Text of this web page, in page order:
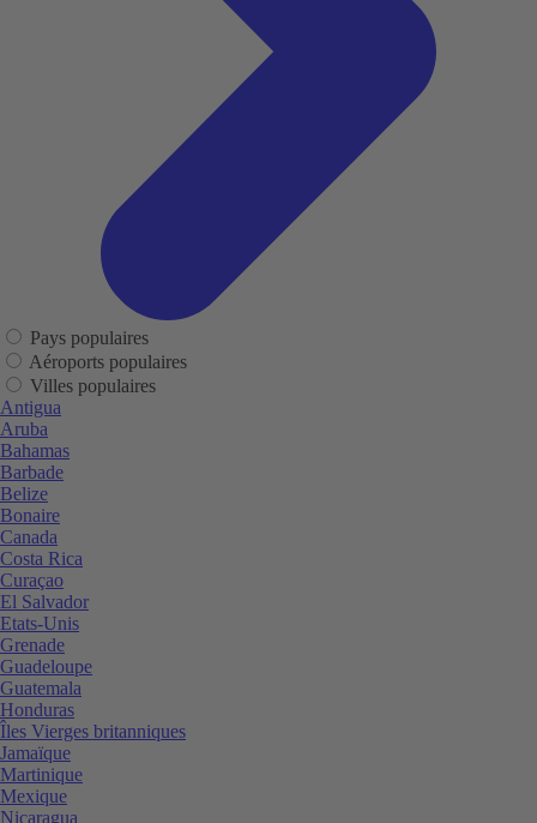
Pays populaires
Aéroports populaires
Villes populaires
Antigua
Aruba
Bahamas
Barbade
Belize
Bonaire
Canada
Costa Rica
Curaçao
El Salvador
Etats-Unis
Grenade
Guadeloupe
Guatemala
Honduras
Îles Vierges britanniques
Jamaïque
Martinique
Mexique
Nicaragua